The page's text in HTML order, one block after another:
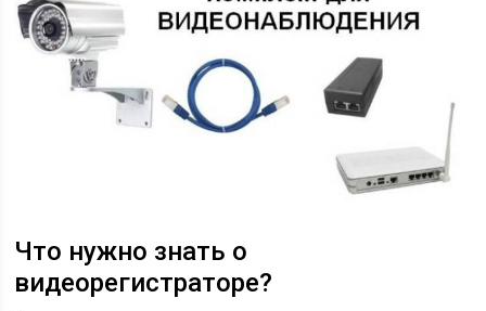
Что нужно знать о
видеорегистраторе?